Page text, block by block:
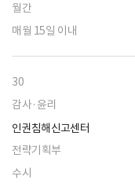
월간
매월 15일 이내
30
감사·윤리
인권침해신고센터
전략기획부
수시